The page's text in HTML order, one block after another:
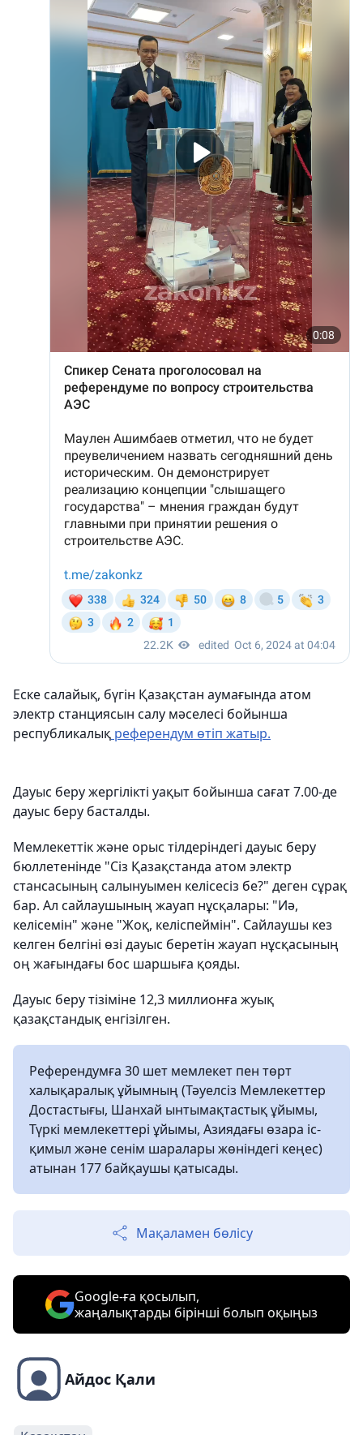
Еске салайық, бүгін Қазақстан аумағында атом
электр станциясын салу мәселесі бойынша
республикалық референдум өтіп жатыр.
Дауыс беру жергілікті уақыт бойынша сағат 7.00-де
дауыс беру басталды.
Мемлекеттік және орыс тілдеріндегі дауыс беру
бюллетенінде "Сіз Қазақстанда атом электр
стансасының салынуымен келісесіз бе?" деген сұрақ
бар. Ал сайлаушының жауап нұсқалары: "Иә,
келісемін" және "Жоқ, келіспеймін". Сайлаушы кез
келген белгіні өзі дауыс беретін жауап нұсқасының
оң жағындағы бос шаршыға қояды.
Дауыс беру тізіміне 12,3 миллионға жуық
қазақстандық енгізілген.
Референдумға 30 шет мемлекет пен төрт
халықаралық ұйымның (Тәуелсіз Мемлекеттер
Достастығы, Шанхай ынтымақтастық ұйымы,
Түркі мемлекеттері ұйымы, Азиядағы өзара іс-
қимыл және сенім шаралары жөніндегі кеңес)
атынан 177 байқаушы қатысады.
Мақаламен бөлісу
Google-ға қосылып,
жаңалықтарды бірінші болып оқыңыз
Айдос Қали